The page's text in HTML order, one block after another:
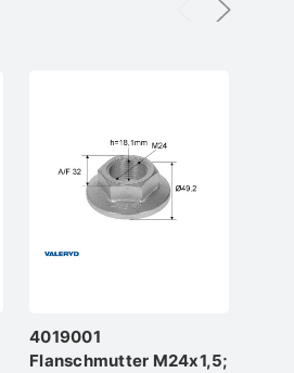
4019001
Flanschmutter M24x1,5;